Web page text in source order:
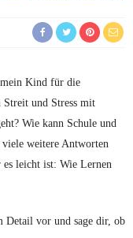
mein Kind für die
Streit und Stress mit
Wie kann Schule und
weitere Antworten
leicht ist: Wie Lernen
Detail vor und sage dir, ob